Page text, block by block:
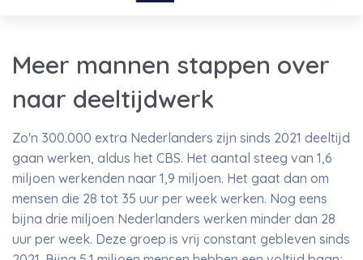
Meer mannen stappen over
naar deeltijdwerk
Zo'n 300.000 extra Nederlanders zijn sinds 2021 deeltijd
gaan werken, aldus het CBS. Het aantal steeg van 1,6
miljoen werkenden naar 1,9 miljoen. Het gaat dan om
mensen die 28 tot 35 uur per week werken. Nog eens
bijna drie miljoen Nederlanders werken minder dan 28
uur per week. Deze groep is vrij constant gebleven sinds